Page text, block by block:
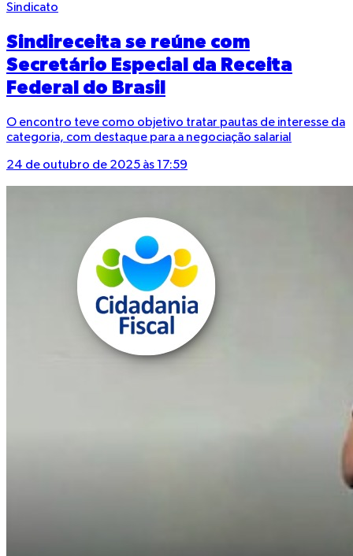
Sindicato
Sindireceita se reúne com
Secretário Especial da Receita
Federal do Brasil
O encontro teve como objetivo tratar pautas de interesse da
categoria, com destaque para a negociação salarial
24 de outubro de 2025 às 17:59